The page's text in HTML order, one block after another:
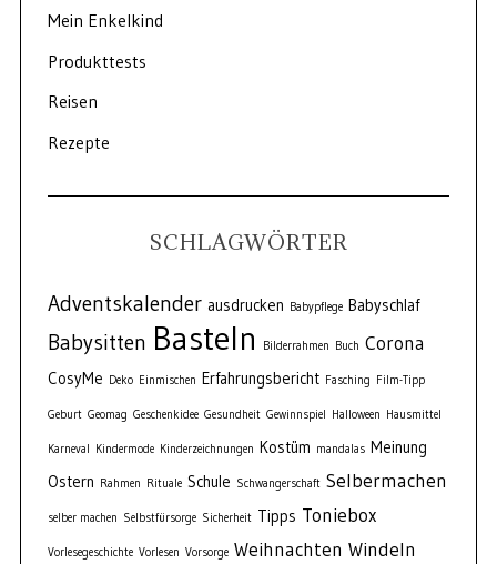
Mein Enkelkind
Produkttests
Reisen
Rezepte
SCHLAGWÖRTER
Adventskalender ausdrucken Babypflege Babyschlaf
Babysitten Basteln Bilderrahmen Buch Corona
CosyMe Deko Einmischen Erfahrungsbericht Fasching Film-Tipp
Geburt Geomag Geschenkidee Gesundheit Gewinnspiel Halloween Hausmittel
Karneval Kindermode Kinderzeichnungen Kostüm mandalas Meinung
Ostern
Rahmen Rituale Schule Schwangerschaft Selbermachen
selber machen Selbstfürsorge Sicherheit Tipps Toniebox
Vorlesegeschichte Vorlesen Vorsorge Weihnachten Windeln